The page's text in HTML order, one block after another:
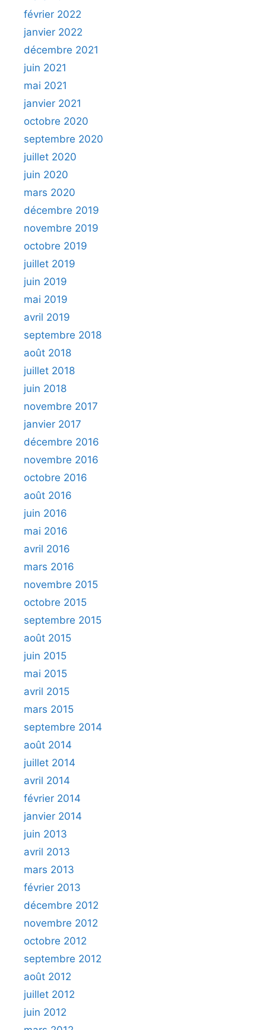
février 2022
janvier 2022
décembre 2021
juin 2021
mai 2021
janvier 2021
octobre 2020
septembre 2020
juillet 2020
juin 2020
mars 2020
décembre 2019
novembre 2019
octobre 2019
juillet 2019
juin 2019
mai 2019
avril 2019
septembre 2018
août 2018
juillet 2018
juin 2018
novembre 2017
janvier 2017
décembre 2016
novembre 2016
octobre 2016
août 2016
juin 2016
mai 2016
avril 2016
mars 2016
novembre 2015
octobre 2015
septembre 2015
août 2015
juin 2015
mai 2015
avril 2015
mars 2015
septembre 2014
août 2014
juillet 2014
avril 2014
février 2014
janvier 2014
juin 2013
avril 2013
mars 2013
février 2013
décembre 2012
novembre 2012
octobre 2012
septembre 2012
août 2012
juillet 2012
juin 2012